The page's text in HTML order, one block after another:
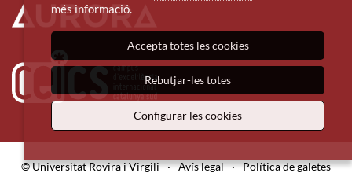
© Universitat Rovira i Virgili · Avís legal · Política de galetes
més informació.
Accepta totes les cookies
Rebutjar-les totes
Configurar les cookies